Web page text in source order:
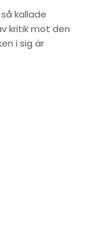
kallade
kritik mot den
i sig är